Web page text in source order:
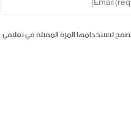
لاستخدامها المرة المقبلة في تعليقي.